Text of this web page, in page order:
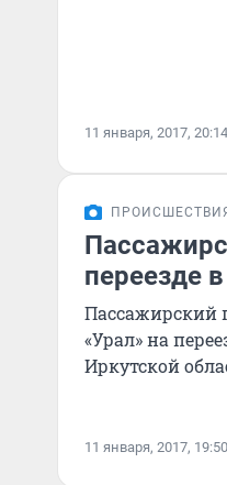
11 января, 2017, 20:14
переезде
Пассажирский
«Урал» на
Иркутской
11 января, 2017, 19:50